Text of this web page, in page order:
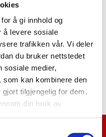
å gi innhold og
å levere sosiale
trafikken vår. Vi deler
du bruker nettstedet
sosiale medier,
som kan kombinere den
tilgjengelig for dem,
din bruk av
– regelverk
og
tiltak og tilsyn med
av håndslokkere
undervisning